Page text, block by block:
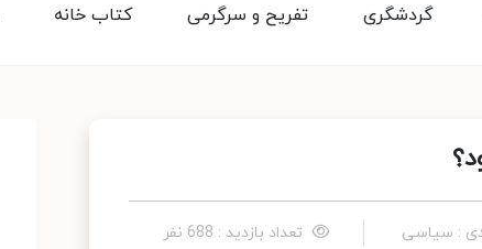
کتاب خانه تفریح و سرگرمی گردشگری
: سیاسی تعداد بازدید : 688 نفر